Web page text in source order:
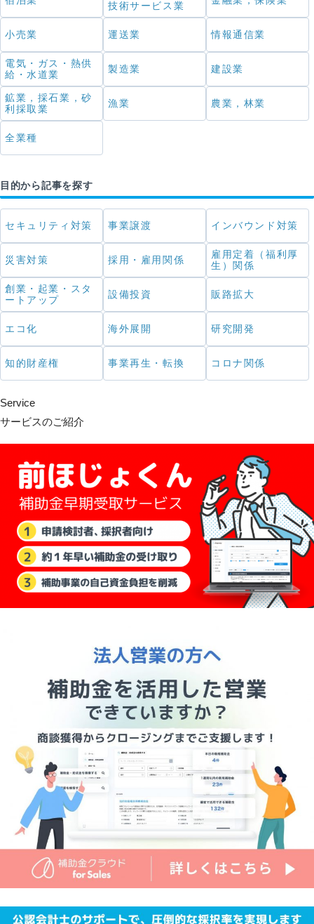
技術サービス業
小売業 運送業 情報通信業
電気・ガス・熱供
給・水道業
製造業 建設業
鉱業，採石業，砂
利採取業
漁業 農業，林業
全業種
目的から記事を探す
セキュリティ対策 事業譲渡 インバウンド対策
災害対策 採用・雇用関係
雇用定着（福利厚
生）関係
創業・起業・スタ
ートアップ
設備投資 販路拡大
エコ化 海外展開 研究開発
知的財産権 事業再生・転換 コロナ関係
Service
サービスのご紹介